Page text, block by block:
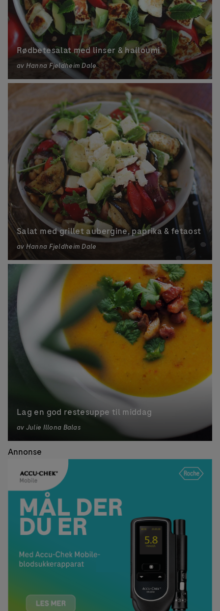
Rødbetesalat med linser & halloumi
av Hanna Fjeldheim Dale
Salat med grillet aubergine, paprika & fetaost
av Hanna Fjeldheim Dale
Lag en god restesuppe til middag
av Julie Illona Balas
Annonse